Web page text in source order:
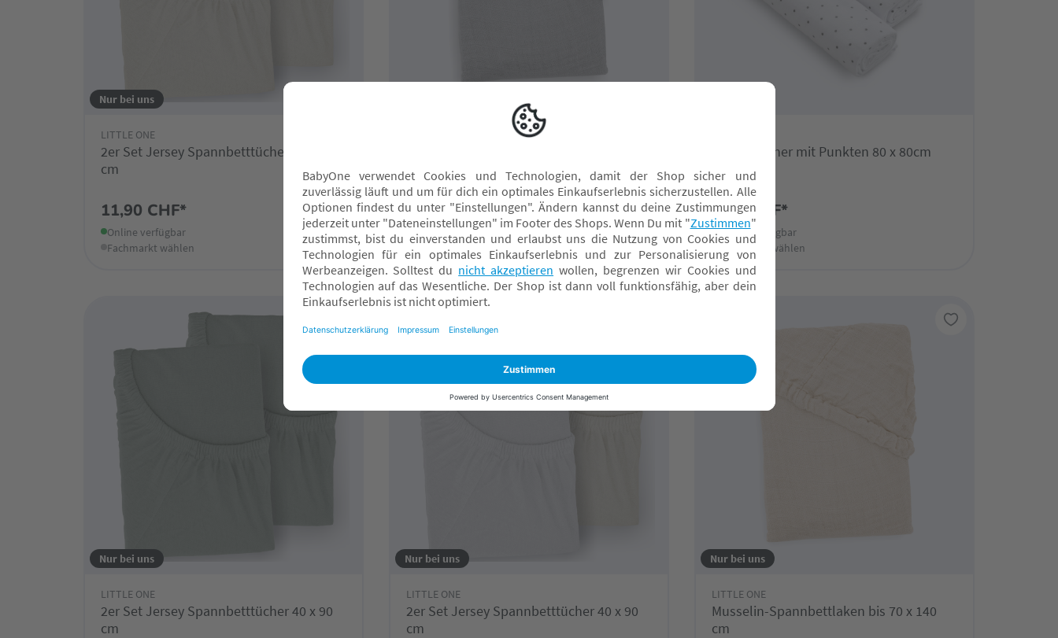
Nur bei uns
LITTLE ONE
2er Set Jersey Spannbetttücher 40 x 90
cm
11,90 CHF*
Online verfügbar
Fachmarkt wählen
cm
11,90 CHF*
Online verfügbar
Fachmarkt wählen
Moltontücher mit Punkten 80 x 80cm
9,90 CHF*
Online verfügbar
Fachmarkt wählen
Nur bei uns
LITTLE ONE
2er Set Jersey Spannbetttücher 40 x 90
cm
Nur bei uns
LITTLE ONE
2er Set Jersey Spannbetttücher 40 x 90
cm
Nur bei uns
LITTLE ONE
Musselin-Spannbettlaken bis 70 x 140
cm